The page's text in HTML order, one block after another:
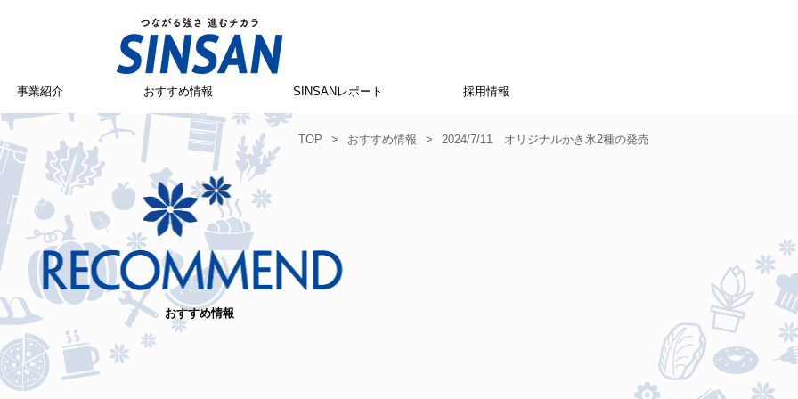
事業紹介 おすすめ情報 SINSANレポート 採用情報
おすすめ情報
TOP > おすすめ情報 > 2024/7/11 オリジナルかき氷2種の発売